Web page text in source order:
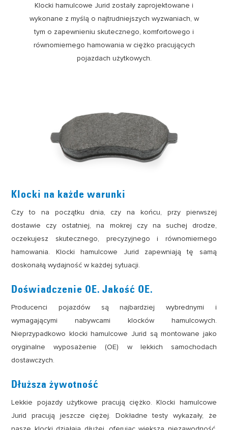
Klocki hamulcowe Jurid zostały zaprojektowane i
wykonane z myślą o najtrudniejszych wyzwaniach, w
tym o zapewnieniu skutecznego, komfortowego i
równomiernego hamowania w ciężko pracujących
pojazdach użytkowych.
Klocki na każde warunki
Czy to na początku dnia, czy na końcu, przy pierwszej
dostawie czy ostatniej, na mokrej czy na suchej drodze,
oczekujesz skutecznego, precyzyjnego i równomiernego
hamowania. Klocki hamulcowe Jurid zapewniają tę samą
doskonałą wydajność w każdej sytuacji.
Doświadczenie OE. Jakość OE.
Producenci pojazdów są najbardziej wybrednymi i
wymagającymi nabywcami klocków hamulcowych.
Nieprzypadkowo klocki hamulcowe Jurid są montowane jako
oryginalne wyposażenie (OE) w lekkich samochodach
dostawczych.
Dłuższa żywotność
Lekkie pojazdy użytkowe pracują ciężko. Klocki hamulcowe
Jurid pracują jeszcze ciężej. Dokładne testy wykazały, że